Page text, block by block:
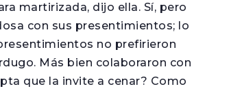
martirizada, dijo ella. Sí, pero
con sus presentimientos; lo
no prefirieron
Más bien colaboraron con
que la invite a cenar? Como